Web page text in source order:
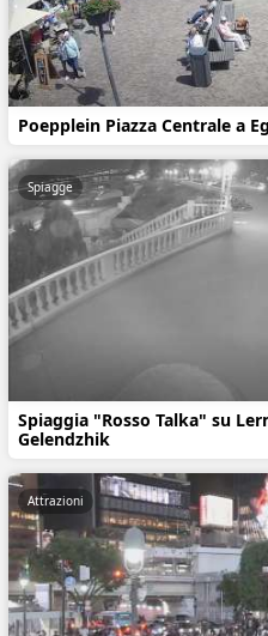
Poepplein Piazza Centrale a
Spiaggia "Rosso Talka" su
Gelendzhik
Spiagge
Attrazioni